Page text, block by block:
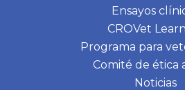
Ensayos
CROVet
Programa para
Comité de ética
Noticias